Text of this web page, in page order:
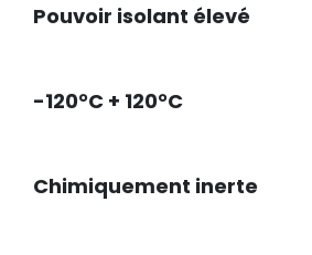
Pouvoir isolant élevé
-120°C + 120°C
Chimiquement inerte